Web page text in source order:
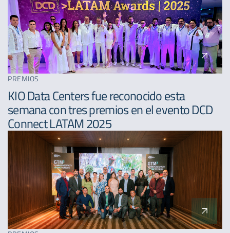
Novedades
Premios
Menos reciente
A - Z
PREMIOS
KIO Data Centers fue reconocido esta
semana con tres premios en el evento DCD
Connect LATAM 2025